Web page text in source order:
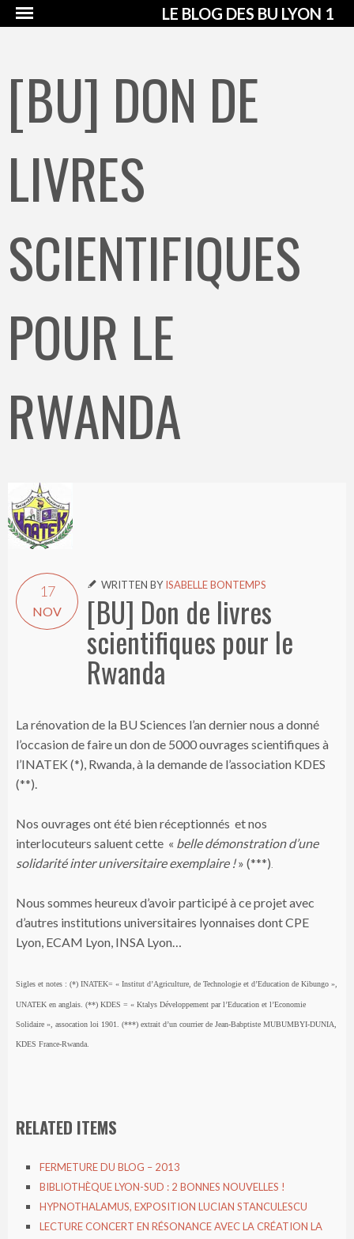
LE BLOG DES BU LYON 1
[BU] DON DE
LIVRES
SCIENTIFIQUES
POUR LE
RWANDA
17
NOV
 WRITTEN BYISABELLE BONTEMPS
[BU] Don de livres
scientifiques pour le
Rwanda
La rénovation de la BU Sciences l’an dernier nous a donné
l’occasion de faire un don de 5000 ouvrages scientifiques à
l’INATEK (*), Rwanda, à la demande de l’association KDES
(**).
Nos ouvrages ont été bien réceptionnés et nos
interlocuteurs saluent cette « belle démonstration d’une
solidarité inter universitaire exemplaire !» (***)
Nous sommes heureux d’avoir participé à ce projet avec
d’autres institutions universitaires lyonnaises dont CPE
Lyon, ECAM Lyon, INSA Lyon…
Sigles et notes : (*) INATEK= « Institut d’Agriculture, de Technologie et d’Education de Kibungo »,
UNATEK en anglais. (**) KDES = « Ktalys Développement par l’Education et l’Economie
Solidaire », assocation loi 1901. (***) extrait d’un courrier de Jean-Babptiste MUBUMBYI-DUNIA,
KDES France-Rwanda.
RELATED ITEMS
FERMETURE DU BLOG – 2013
BIBLIOTHÈQUE LYON-SUD : 2 BONNES NOUVELLES !
HYPNOTHALAMUS, EXPOSITION LUCIAN STANCULESCU
LECTURE CONCERT EN RÉSONANCE AVEC LA CRÉATION LA